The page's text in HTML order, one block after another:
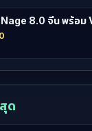
Nage 8.0 จีน พร้อม
ด